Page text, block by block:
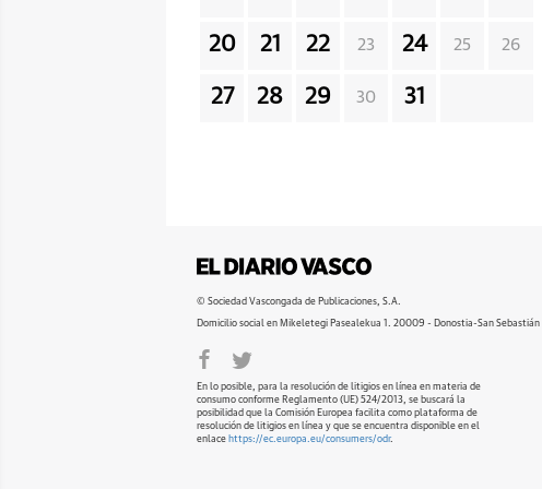
20 21 22 23 24 25 26
27 28 29 30 31
© Sociedad Vascongada de Publicaciones, S.A.
Domicilio social en Mikeletegi Pasealekua 1. 20009 - Donostia-San Sebastián
En lo posible, para la resolución de litigios en línea en materia de
consumo conforme Reglamento (UE) 524/2013, se buscará la
posibilidad que la Comisión Europea facilita como plataforma de
resolución de litigios en línea y que se encuentra disponible en el
enlace https://ec.europa.eu/consumers/odr.